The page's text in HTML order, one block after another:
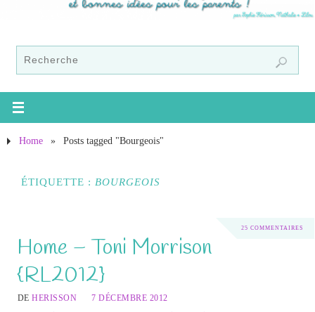
Home » Posts tagged "Bourgeois"
ÉTIQUETTE : BOURGEOIS
25 COMMENTAIRES
Home – Toni Morrison
{RL2012}
DEHERISSON
7 DÉCEMBRE 2012